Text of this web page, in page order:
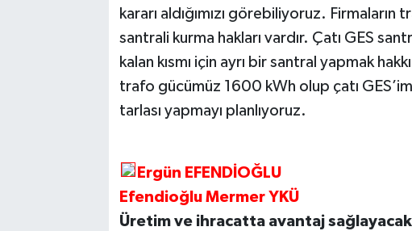
kararı aldığımızı görebiliyoruz.
santrali kurma hakları vardır. Çatı GES
kalan kısmı için ayrı bir santral yapmak
trafo gücümüz 1600 kWh olup çatı
tarlası yapmayı planlıyoruz.
Ergün EFENDİOĞLU
Efendioğlu Mermer YKÜ
Üretim ve ihracatta avantaj sağlayacak